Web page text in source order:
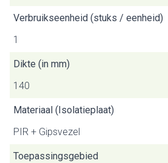
Verbruikseenheid (stuks / eenheid)
1
Dikte (in mm)
140
Materiaal (Isolatieplaat)
PIR + Gipsvezel
Toepassingsgebied